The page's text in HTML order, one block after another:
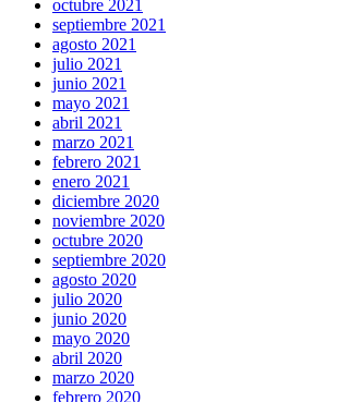
octubre 2021
septiembre 2021
agosto 2021
julio 2021
junio 2021
mayo 2021
abril 2021
marzo 2021
febrero 2021
enero 2021
diciembre 2020
noviembre 2020
octubre 2020
septiembre 2020
agosto 2020
julio 2020
junio 2020
mayo 2020
abril 2020
marzo 2020
febrero 2020